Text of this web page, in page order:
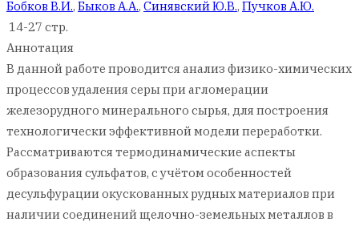
Бобков В.И., Быков А.А., Синявский Ю.В., Пучков А.Ю.
14-27 стр.
Аннотация
В данной работе проводится анализ физико-химических
процессов удаления серы при агломерации
железорудного минерального сырья, для построения
технологически эффективной модели переработки.
Рассматриваются термодинамические аспекты
образования сульфатов, с учётом особенностей
десульфурации окускованных рудных материалов при
наличии соединений щелочно-земельных металлов в